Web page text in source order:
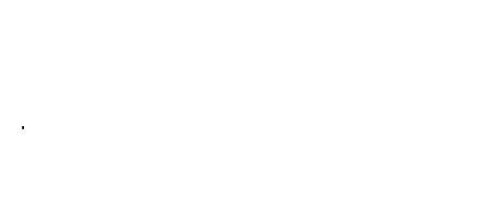
Ti può interessare anche